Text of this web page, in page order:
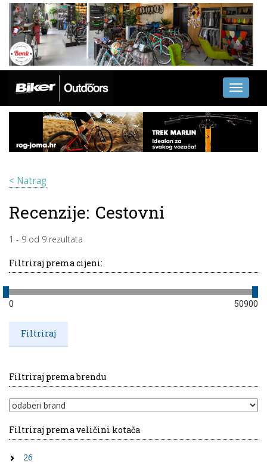
Toggle
< Natrag
Recenzije: Cestovni
1 - 9 od 9 rezultata
Filtriraj prema cijeni:
0 50900
Filtriraj prema brendu
Filtriraj prema veličini kotača
26